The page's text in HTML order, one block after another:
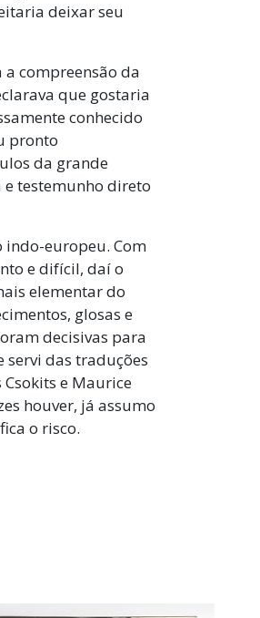
deixar seu
compreensão da
que gostaria
conhecido
pronto
da grande
testemunho direto
europeu. Com
e difícil, daí o
elementar do
glosas e
decisivas para
servi das traduções
Csokits e Maurice
houver, já assumo
o risco.